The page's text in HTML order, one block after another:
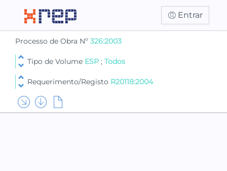
Entrar
Processo de Obra Nº 326:2003
Tipo de Volume ESP ; Todos
Requerimento/Registo R20118:2004
PARTE